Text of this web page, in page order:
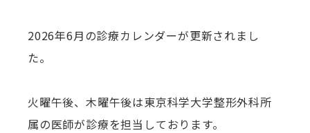
2026年6月の診療カレンダーが更新されまし
た。
火曜午後、木曜午後は東京科学大学整形外科所
属の医師が診療を担当しております。